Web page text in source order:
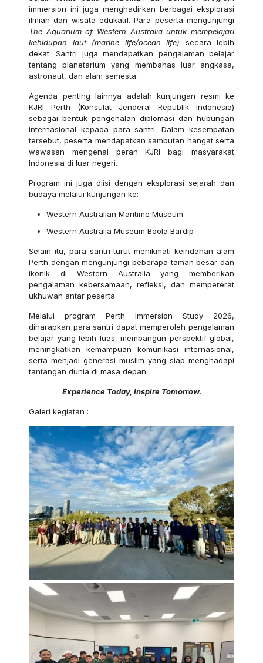
immersion ini juga menghadirkan berbagai eksplorasi
ilmiah dan wisata edukatif. Para peserta mengunjungi
The Aquarium of Western Australia untuk mempelajari
kehidupan laut (marine life/ocean life) secara lebih
dekat. Santri juga mendapatkan pengalaman belajar
tentang planetarium yang membahas luar angkasa,
astronaut, dan alam semesta.
Agenda penting lainnya adalah kunjungan resmi ke
KJRI Perth (Konsulat Jenderal Republik Indonesia)
sebagai bentuk pengenalan diplomasi dan hubungan
internasional kepada para santri. Dalam kesempatan
tersebut, peserta mendapatkan sambutan hangat serta
wawasan mengenai peran KJRI bagi masyarakat
Indonesia di luar negeri.
Program ini juga diisi dengan eksplorasi sejarah dan
budaya melalui kunjungan ke:
Western Australian Maritime Museum
Western Australia Museum Boola Bardip
Selain itu, para santri turut menikmati keindahan alam
Perth dengan mengunjungi beberapa taman besar dan
ikonik di Western Australia yang memberikan
pengalaman kebersamaan, refleksi, dan mempererat
ukhuwah antar peserta.
Melalui program Perth Immersion Study 2026,
diharapkan para santri dapat memperoleh pengalaman
belajar yang lebih luas, membangun perspektif global,
meningkatkan kemampuan komunikasi internasional,
serta menjadi generasi muslim yang siap menghadapi
tantangan dunia di masa depan.
Experience Today, Inspire Tomorrow.
Galeri kegiatan :